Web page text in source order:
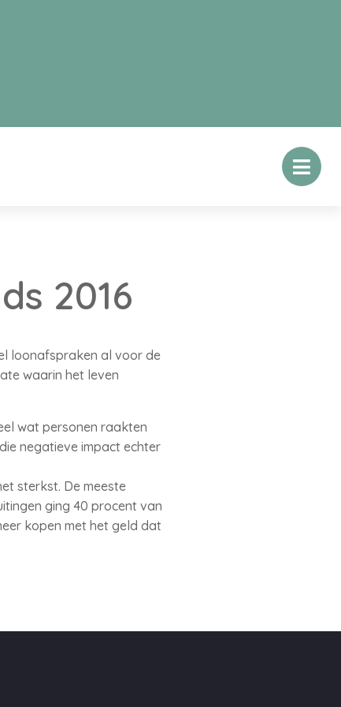
2016
loonafspraken al voor de
waarin het leven
wat personen raakten
negatieve impact echter
sterkst. De meeste
ging 40 procent van
kopen met het geld dat